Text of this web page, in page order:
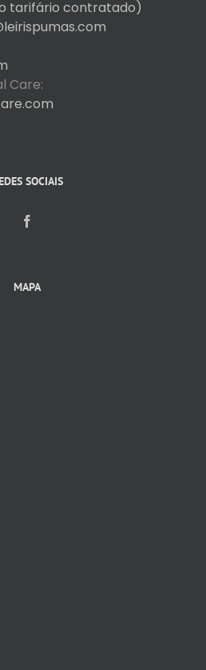
tarifário contratado)
Care:
SOCIAIS
MAPA